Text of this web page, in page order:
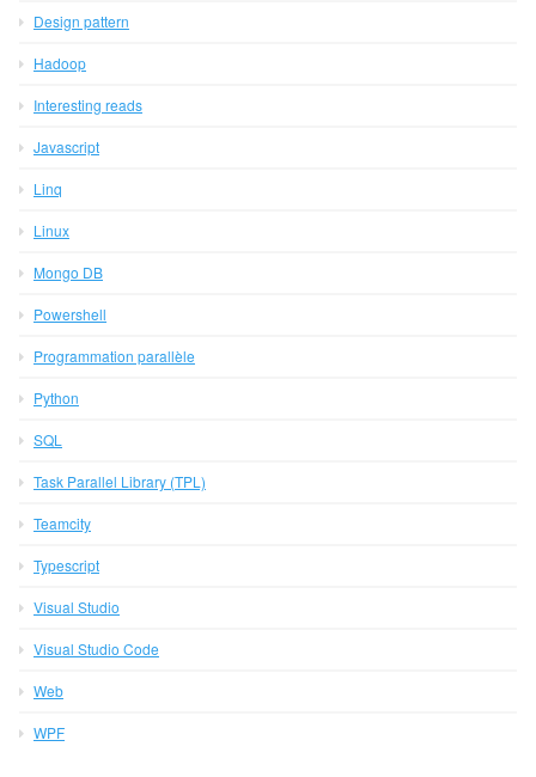
Design pattern
Hadoop
Interesting reads
Javascript
Linq
Linux
Mongo DB
Powershell
Programmation parallèle
Python
SQL
Task Parallel Library (TPL)
Teamcity
Typescript
Visual Studio
Visual Studio Code
Web
WPF